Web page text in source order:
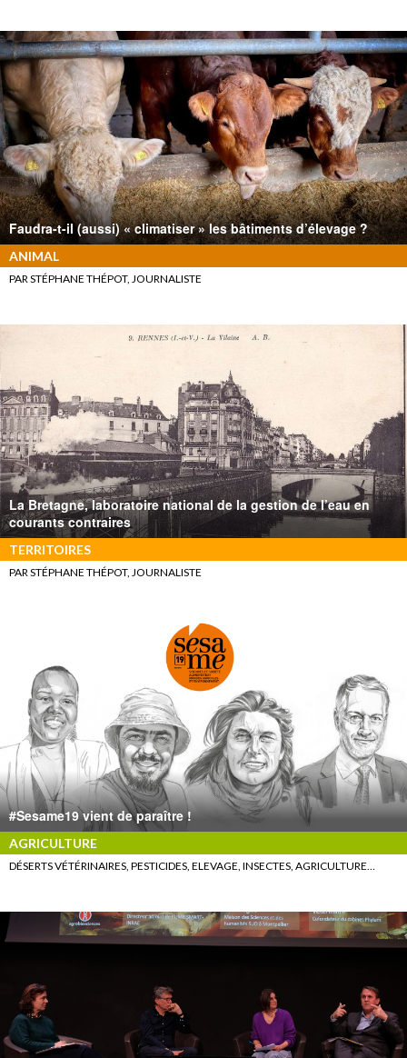
Faudra-t-il (aussi) « climatiser » les bâtiments d’élevage ?
ANIMAL
PAR STÉPHANE THÉPOT, JOURNALISTE
La Bretagne, laboratoire national de la gestion de l’eau en
courants contraires
TERRITOIRES
PAR STÉPHANE THÉPOT, JOURNALISTE
#Sesame19 vient de paraître !
AGRICULTURE
DÉSERTS VÉTÉRINAIRES, PESTICIDES, ELEVAGE, INSECTES, AGRICULTURE…